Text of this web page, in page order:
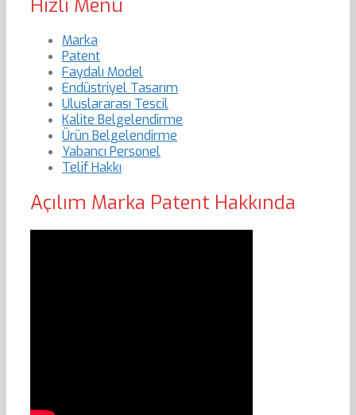
Hızlı Menu
Marka
Patent
Faydalı Model
Endüstriyel Tasarım
Uluslararası Tescil
Kalite Belgelendirme
Ürün Belgelendirme
Yabancı Personel
Telif Hakkı
Açılım Marka Patent Hakkında